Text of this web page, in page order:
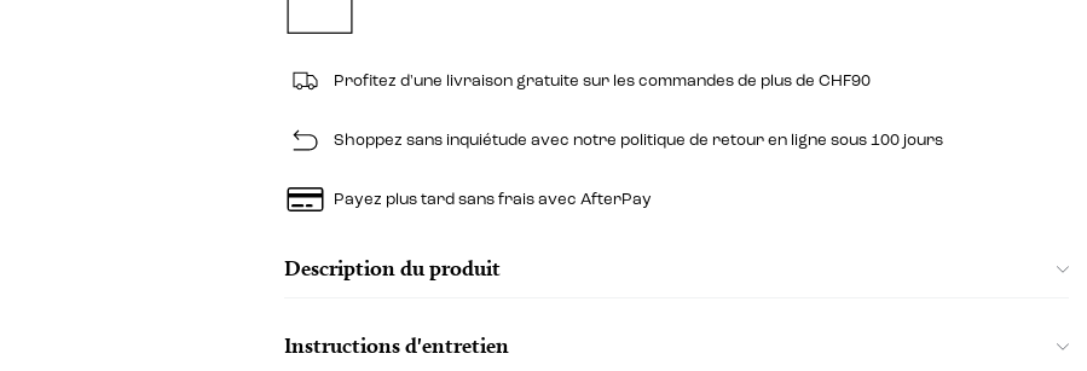
Profitez d'une livraison gratuite sur les commandes de plus de CHF90
Shoppez sans inquiétude avec notre politique de retour en ligne sous 100 jours
Payez plus tard sans frais avec AfterPay
Description du produit
Instructions d'entretien